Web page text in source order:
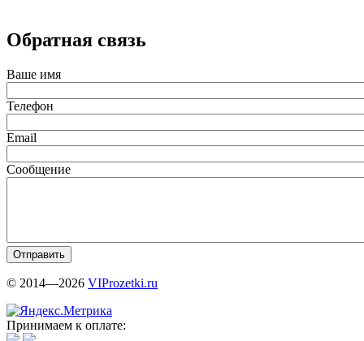
Обратная связь
Ваше имя
Телефон
Email
Сообщение
© 2014—2026 VIProzetki.ru
Принимаем к оплате: